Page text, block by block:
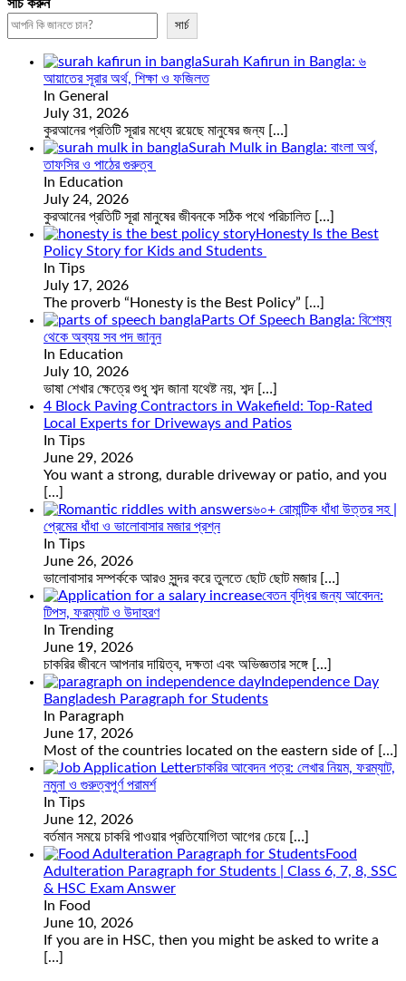
সার্চ করুন
সার্চ
Surah Kafirun in Bangla: ৬
আয়াতের সূরার অর্থ, শিক্ষা ও ফজিলত
In General
July 31, 2026
কুরআনের প্রতিটি সূরার মধ্যে রয়েছে মানুষের জন্য […]
Surah Mulk in Bangla: বাংলা অর্থ,
তাফসির ও পাঠের গুরুত্ব
In Education
July 24, 2026
কুরআনের প্রতিটি সূরা মানুষের জীবনকে সঠিক পথে পরিচালিত […]
Honesty Is the Best
Policy Story for Kids and Students
In Tips
July 17, 2026
The proverb “Honesty is the Best Policy” […]
Parts Of Speech Bangla: বিশেষ্য
থেকে অব্যয় সব পদ জানুন
In Education
July 10, 2026
ভাষা শেখার ক্ষেত্রে শুধু শব্দ জানা যথেষ্ট নয়, শব্দ […]
4 Block Paving Contractors in Wakefield: Top-Rated
Local Experts for Driveways and Patios
In Tips
June 29, 2026
You want a strong, durable driveway or patio, and you
[…]
৬০+ রোমান্টিক ধাঁধা উত্তর সহ |
প্রেমের ধাঁধা ও ভালোবাসার মজার প্রশ্ন
In Tips
June 26, 2026
ভালোবাসার সম্পর্ককে আরও সুন্দর করে তুলতে ছোট ছোট মজার […]
বেতন বৃদ্ধির জন্য আবেদন:
টিপস, ফরম্যাট ও উদাহরণ
In Trending
June 19, 2026
চাকরির জীবনে আপনার দায়িত্ব, দক্ষতা এবং অভিজ্ঞতার সঙ্গে […]
Independence Day
Bangladesh Paragraph for Students
In Paragraph
June 17, 2026
Most of the countries located on the eastern side of […]
চাকরির আবেদন পত্র: লেখার নিয়ম, ফরম্যাট,
নমুনা ও গুরুত্বপূর্ণ পরামর্শ
In Tips
June 12, 2026
বর্তমান সময়ে চাকরি পাওয়ার প্রতিযোগিতা আগের চেয়ে […]
Food
Adulteration Paragraph for Students | Class 6, 7, 8, SSC
& HSC Exam Answer
In Food
June 10, 2026
If you are in HSC, then you might be asked to write a
[…]